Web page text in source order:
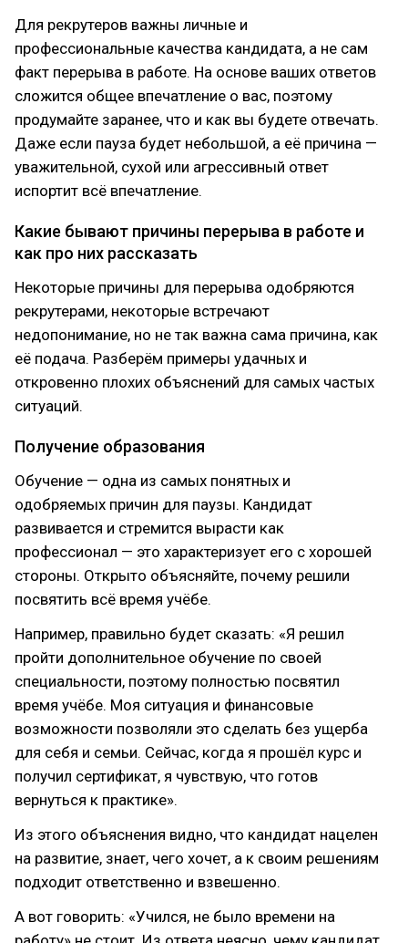
Для рекрутеров важны личные и
профессиональные качества кандидата, а не сам
факт перерыва в работе. На основе ваших ответов
сложится общее впечатление о вас, поэтому
продумайте заранее, что и как вы будете отвечать.
Даже если пауза будет небольшой, а её причина —
уважительной, сухой или агрессивный ответ
испортит всё впечатление.
Какие бывают причины перерыва в работе и
как про них рассказать
Некоторые причины для перерыва одобряются
рекрутерами, некоторые встречают
недопонимание, но не так важна сама причина, как
её подача. Разберём примеры удачных и
откровенно плохих объяснений для самых частых
ситуаций.
Получение образования
Обучение — одна из самых понятных и
одобряемых причин для паузы. Кандидат
развивается и стремится вырасти как
профессионал — это характеризует его с хорошей
стороны. Открыто объясняйте, почему решили
посвятить всё время учёбе.
Например, правильно будет сказать: «Я решил
пройти дополнительное обучение по своей
специальности, поэтому полностью посвятил
время учёбе. Моя ситуация и финансовые
возможности позволяли это сделать без ущерба
для себя и семьи. Сейчас, когда я прошёл курс и
получил сертификат, я чувствую, что готов
вернуться к практике».
Из этого объяснения видно, что кандидат нацелен
на развитие, знает, чего хочет, а к своим решениям
подходит ответственно и взвешенно.
А вот говорить: «Учился, не было времени на